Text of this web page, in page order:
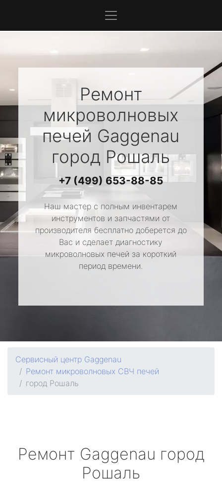
Ремонт
микроволновых
печей Gaggenau
город Рошаль
+7 (499) 653-88-85
Наш мастер с полным инвентарем
инструментов и запчастями от
производителя бесплатно доберется до
Вас и сделает диагностику
микроволновых печей за короткий
период времени.
Сервисный центр Gaggenau
Ремонт микроволновых СВЧ печей
город Рошаль
Ремонт Gaggenau город
Рошаль